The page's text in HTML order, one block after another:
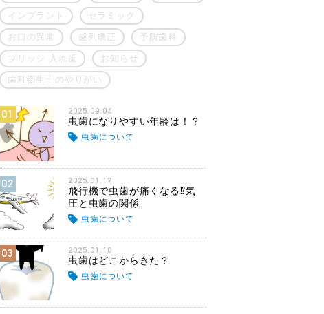
インプラント セラミック
お口の異常 歯列矯正 予防歯科
ブリッジ 入れ歯 お知らせ
歯科衛生士のやりがい
01 2025.09.04
虫歯になりやすい年齢は！？
虫歯について
02 2025.01.17
飛行機で虫歯が痛くなる⁉気
圧と虫歯の関係
虫歯について
03 2025.01.10
虫歯はどこからきた？
虫歯について